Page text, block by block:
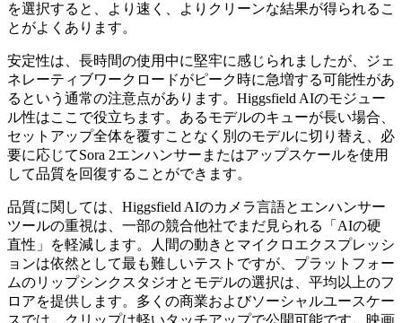
を選択すると、より速く、よりクリーンな結果が得られるこ
とがよくあります。
安定性は、長時間の使用中に堅牢に感じられましたが、ジェ
ネレーティブワークロードがピーク時に急増する可能性があ
るという通常の注意点があります。Higgsfield AIのモジュー
ル性はここで役立ちます。あるモデルのキューが長い場合、
セットアップ全体を覆すことなく別のモデルに切り替え、必
要に応じてSora 2エンハンサーまたはアップスケールを使用
して品質を回復することができます。
品質に関しては、Higgsfield AIのカメラ言語とエンハンサー
ツールの重視は、一部の競合他社でまだ見られる「AIの硬
直性」を軽減します。人間の動きとマイクロエクスプレッシ
ョンは依然として最も難しいテストですが、プラットフォー
ムのリップシンクスタジオとモデルの選択は、平均以上のフ
ロアを提供します。多くの商業およびソーシャルユースケー